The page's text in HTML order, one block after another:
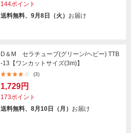
144ポイント
送料無料、9月8日（火） お届け
D＆M セラチューブ(グリーン/ヘビー) TTB
-13【ワンカットサイズ(3m)】
(3)
1,729円
173ポイント
送料無料、8月10日（月） お届け